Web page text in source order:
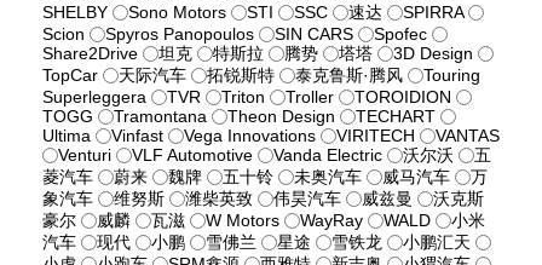
SHELBY
Sono Motors STI SSC 速达
SPIRRA
Scion
Spyros Panopoulos SIN CARS
Spofec
Share2Drive
坦克 特斯拉 腾势 塔塔
3D Design
TopCar
天际汽车 拓锐斯特 泰克鲁斯·腾风
Touring
Superleggera
TVR Triton Troller
TOROIDION
TOGG
Tramontana Theon Design
TECHART
Ultima
Vinfast Vega Innovations VIRITECH
VANTAS
Venturi
VLF Automotive Vanda Electric 沃尔沃
五
菱汽车
蔚来 魏牌 五十铃 未奥汽车 威马汽车
万
象汽车
维努斯 潍柴英致 伟昊汽车 威兹曼
沃克斯
豪尔
威麟 瓦滋 W Motors WayRay WALD
小米
汽车
现代 小鹏 雪佛兰 星途 雪铁龙
小鹏汇天